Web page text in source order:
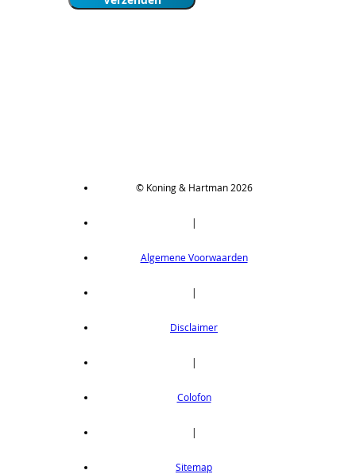
© Koning & Hartman 2026
|
Algemene Voorwaarden
|
Disclaimer
|
Colofon
|
Sitemap